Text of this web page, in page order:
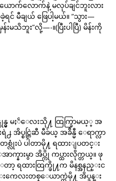
ောက်လောက်နဲ့ မလုပ်ချင်ဘူးလား
မီချယ် ဖြေပါ့မယ်။ “သွား—
းမသိဘူး”လို့—-။(ပြီးပါပြီ) မိန်းကို
မွ မႏၲေလးသို႔ ထြက္ခြာမယ့္ အ
အိပ္စင္တြဲဆီ မီခ်ယ္ အခ်ိန္မီ ေရာက္လာ
းပဲ ပါတာမို႔ ရထားျပတင္း
က္နားမွာ အိပ္ကို ကပ္ထားလိုက္တယ္။ ဖု
ရထားထြက္ဖို႔က မိနစ္အနည္းင
ေလးတစ္ေယာက္ထဲမို႔ အိပ္ခန္း